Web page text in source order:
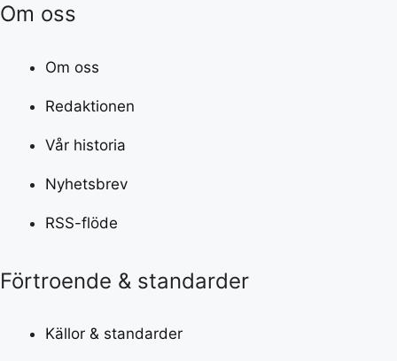
Om oss
Om oss
Redaktionen
Vår historia
Nyhetsbrev
RSS-flöde
Förtroende & standarder
Källor & standarder